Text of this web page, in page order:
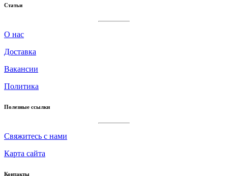
Статьи
О нас
Доставка
Вакансии
Политика
Полезные ссылки
Cвяжитесь с нами
Карта сайта
Контакты